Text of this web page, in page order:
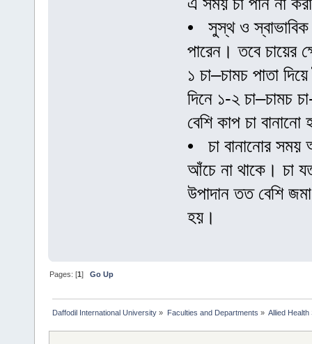
• সুস্থ ও স্বাভাবিক
পারেন। তবে চায়ের
১ চা–চামচ পাতা
দিনে ১-২ চা–চামচ
বেশি কাপ চা
• চা বানানোর সময়
আঁচে না থাকে। চা
উপাদান তত বেশি
হয়।
Pages: [1]Go Up
Daffodil International University » Faculties and Departments » Allied Health